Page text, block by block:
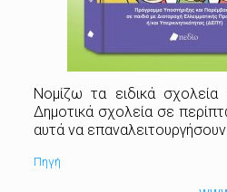
Νομίζω τα ειδικά
Δημοτικά σχολεία σε
αυτά να
Πηγή